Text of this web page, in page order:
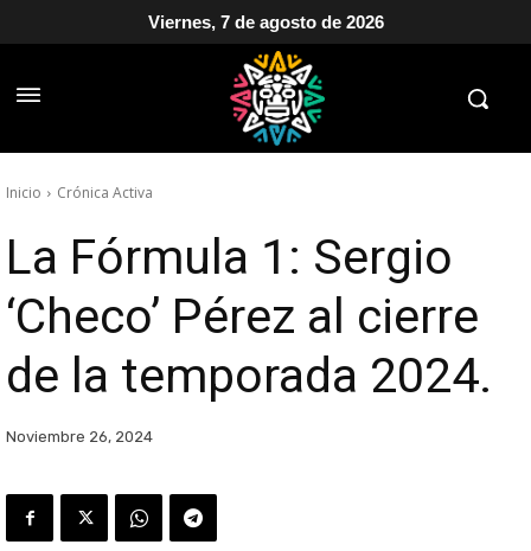
Viernes, 7 de agosto de 2026
Inicio Crónica Activa
La Fórmula 1: Sergio
‘Checo’ Pérez al cierre
de la temporada 2024.
Noviembre 26, 2024